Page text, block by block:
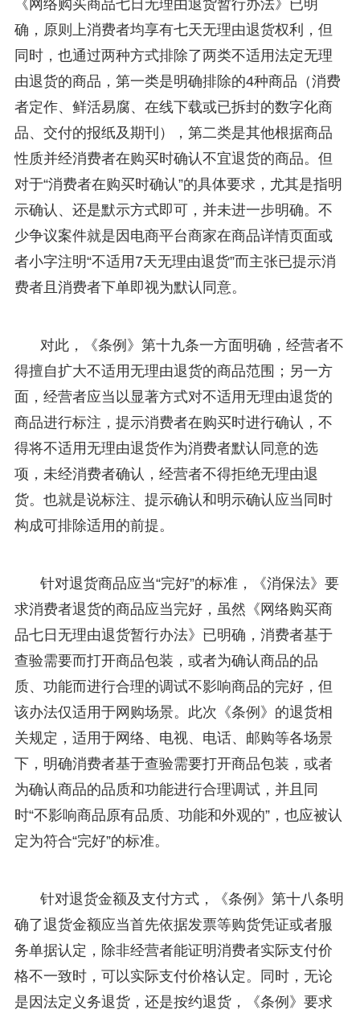
《网络购买商品七日无理由退货暂行办法》已明
确，原则上消费者均享有七天无理由退货权利，但
同时，也通过两种方式排除了两类不适用法定无理
由退货的商品，第一类是明确排除的4种商品（消费
者定作、鲜活易腐、在线下载或已拆封的数字化商
品、交付的报纸及期刊），第二类是其他根据商品
性质并经消费者在购买时确认不宜退货的商品。但
对于“消费者在购买时确认”的具体要求，尤其是指明
示确认、还是默示方式即可，并未进一步明确。不
少争议案件就是因电商平台商家在商品详情页面或
者小字注明“不适用7天无理由退货”而主张已提示消
费者且消费者下单即视为默认同意。
对此，《条例》第十九条一方面明确，经营者不
得擅自扩大不适用无理由退货的商品范围；另一方
面，经营者应当以显著方式对不适用无理由退货的
商品进行标注，提示消费者在购买时进行确认，不
得将不适用无理由退货作为消费者默认同意的选
项，未经消费者确认，经营者不得拒绝无理由退
货。也就是说标注、提示确认和明示确认应当同时
构成可排除适用的前提。
针对退货商品应当“完好”的标准，《消保法》要
求消费者退货的商品应当完好，虽然《网络购买商
品七日无理由退货暂行办法》已明确，消费者基于
查验需要而打开商品包装，或者为确认商品的品
质、功能而进行合理的调试不影响商品的完好，但
该办法仅适用于网购场景。此次《条例》的退货相
关规定，适用于网络、电视、电话、邮购等各场景
下，明确消费者基于查验需要打开商品包装，或者
为确认商品的品质和功能进行合理调试，并且同
时“不影响商品原有品质、功能和外观的”，也应被认
定为符合“完好”的标准。
针对退货金额及支付方式，《条例》第十八条明
确了退货金额应当首先依据发票等购货凭证或者服
务单据认定，除非经营者能证明消费者实际支付价
格不一致时，可以实际支付价格认定。同时，无论
是因法定义务退货，还是按约退货，《条例》要求